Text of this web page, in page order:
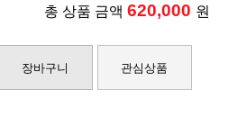
총 상품 금액 620,000 원
장바구니 관심상품